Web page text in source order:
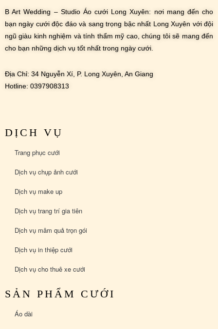
B Art Wedding – Studio Áo cưới Long Xuyên: nơi mang đến cho
bạn ngày cưới độc đáo và sang trọng bậc nhất Long Xuyên với đội
ngũ giàu kinh nghiệm và tính thẩm mỹ cao, chúng tôi sẽ mang đến
cho bạn những dịch vụ tốt nhất trong ngày cưới.
Địa Chỉ: 34 Nguyễn Xí, P. Long Xuyên, An Giang
Hotline: 0397908313
DỊCH VỤ
Trang phục cưới
Dịch vụ chụp ảnh cưới
Dịch vụ make up
Dịch vụ trang trí gia tiên
Dịch vụ mâm quả trọn gói
Dịch vụ in thiệp cưới
Dịch vụ cho thuê xe cưới
SẢN PHẨM CƯỚI
Áo dài